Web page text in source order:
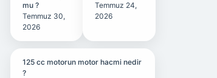
mu ?
Temmuz 30,
2026
Temmuz 24,
2026
125 cc motorun motor hacmi nedir
?